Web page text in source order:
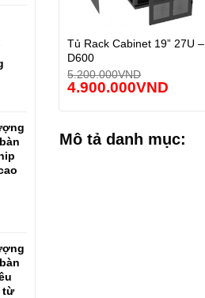
từ
Tủ Rack Cabinet 19” 27U –
D600
5.200.000VND
4.900.000VND
Mô tả danh mục: